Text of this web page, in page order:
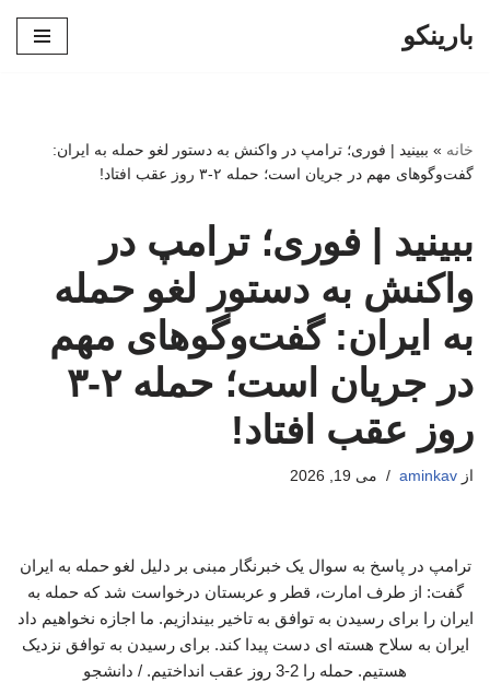
بارینکو
خانه » ببینید | فوری؛ ترامپ در واکنش به دستور لغو حمله به ایران:
گفت‌وگوهای مهم در جریان است؛ حمله ۲-۳ روز عقب افتاد!
ببینید | فوری؛ ترامپ در
واکنش به دستور لغو حمله
به ایران: گفت‌وگوهای مهم
در جریان است؛ حمله ۲-۳
روز عقب افتاد!
از aminkav می 19, 2026
ترامپ در پاسخ به سوال یک خبرنگار مبنی بر دلیل لغو حمله به ایران
گفت: از طرف امارت، قطر و عربستان درخواست شد که حمله به
ایران را برای رسیدن به توافق به تاخیر بیندازیم. ما اجازه نخواهیم داد
ایران به سلاح هسته ای دست پیدا کند. برای رسیدن به توافق نزدیک
هستیم. حمله را 2-3 روز عقب انداختیم. / دانشجو